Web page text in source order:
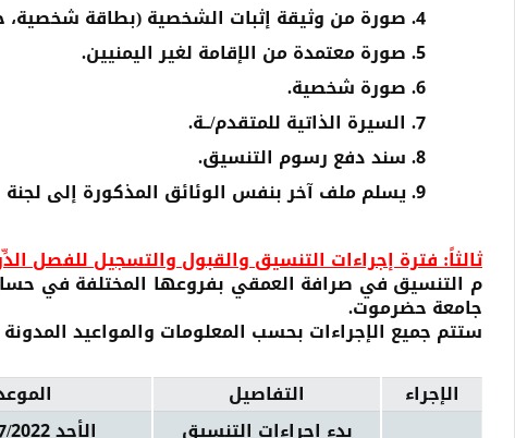
صورة من وثيقة إثبات الشخصية (بطاقة
صورة معتمدة من الإقامة لغير اليمنيين.
صورة شخصية.
السيرة الذاتية للمتقدم/ــة.
سند دفع رسوم التنسيق.
يسلم ملف آخر بنفس الوئائق المذكورة إلى لجنة
ثالثاً: فترة إجراءات التنسيق والقبول والتسجيل للفصل الدِّراسي
م التنسيق في صرافة العمقي بفروعها المختلفة في
جامعة حضرموت.
ستتم جميع الإجراءات بحسب المعلومات والمواعيد
الإجراء
التفاصيل
بدء إجراءات التنسيق الأحد 24/07/2022م